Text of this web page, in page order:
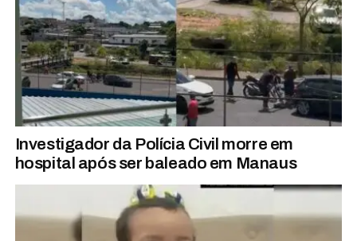
Investigador da Polícia Civil morre em
hospital após ser baleado em Manaus